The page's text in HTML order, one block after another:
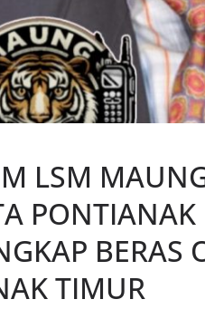
LSM
BERAS
TIMUR